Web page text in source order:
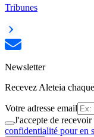
Tribunes
Newsletter
Recevez Aleteia
Votre adresse email
J'accepte de
confidentialité pour en